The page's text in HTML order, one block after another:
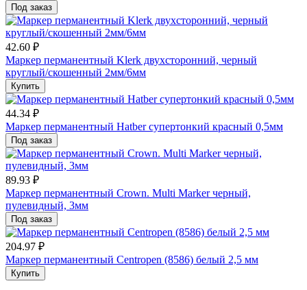
Под заказ
42.60 ₽
Маркер перманентный Klerk двухсторонний, черный
круглый/скошенный 2мм/6мм
Купить
44.34 ₽
Маркер перманентный Hatber супертонкий красный 0,5мм
Под заказ
89.93 ₽
Маркер перманентный Crown. Multi Marker черный,
пулевидный, 3мм
Под заказ
204.97 ₽
Маркер перманентный Centropen (8586) белый 2,5 мм
Купить